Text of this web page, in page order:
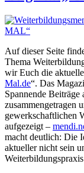
Auf dieser Seite
Thema
wir Euch die
Mal.de“. Das
Spannende Beiträge
zusammengetragen
gewerkschaftlichen
aufgezeigt –
macht deutlich: Die
aktueller nicht sein